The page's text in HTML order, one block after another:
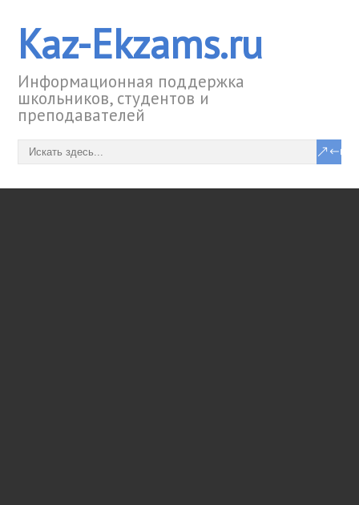
Kaz-Ekzams.ru
Информационная поддержка
школьников, студентов и
преподавателей